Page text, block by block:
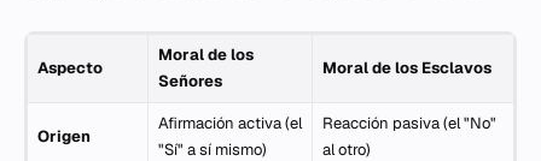
Aspecto
Moral de los
Señores
Moral de los Esclavos
Origen
Afirmación activa (el
"Sí" a sí mismo)
Reacción pasiva (el "No"
al otro)